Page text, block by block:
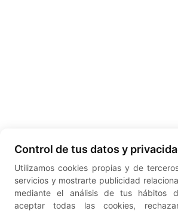
Control de tus datos y
Utilizamos cookies propias y de
servicios y mostrarte publicidad
mediante el análisis de tus hábitos
aceptar todas las cookies,